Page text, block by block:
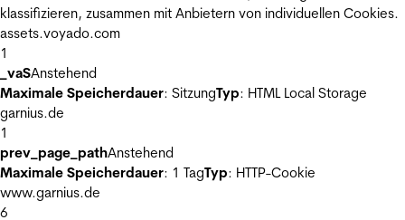
klassifizieren, zusammen mit Anbietern von individuellen Cookies.
assets.voyado.com
1
_vaSAnstehend
Maximale Speicherdauer: SitzungTyp: HTML Local Storage
garnius.de
1
prev_page_pathAnstehend
Maximale Speicherdauer: 1 TagTyp: HTTP-Cookie
www.garnius.de
6